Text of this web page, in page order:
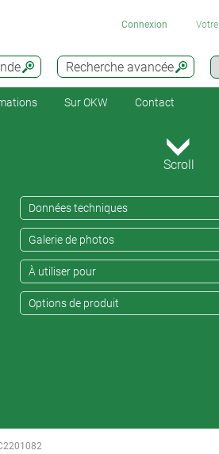
Recherche avancée
Connexion
Sur OKW Contact
Scroll
Données techniques
Galerie de photos
À utiliser pour
Options de produit